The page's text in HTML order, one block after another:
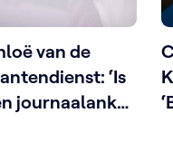
van de
‘Is
journaalanker